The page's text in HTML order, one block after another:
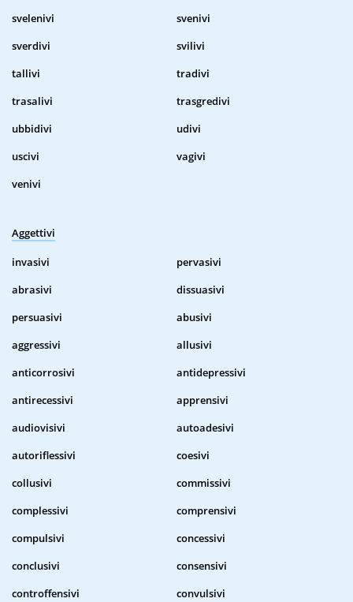
svelenivi
svenivi
sverdivi
svilivi
tallivi
tradivi
trasalivi
trasgredivi
ubbidivi
udivi
uscivi
vagivi
venivi
Aggettivi
invasivi
pervasivi
abrasivi
dissuasivi
persuasivi
abusivi
aggressivi
allusivi
anticorrosivi
antidepressivi
antirecessivi
apprensivi
audiovisivi
autoadesivi
autoriflessivi
coesivi
collusivi
commissivi
complessivi
comprensivi
compulsivi
concessivi
conclusivi
consensivi
controffensivi
convulsivi